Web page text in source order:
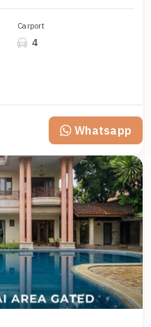
Carport
4
Whatsapp